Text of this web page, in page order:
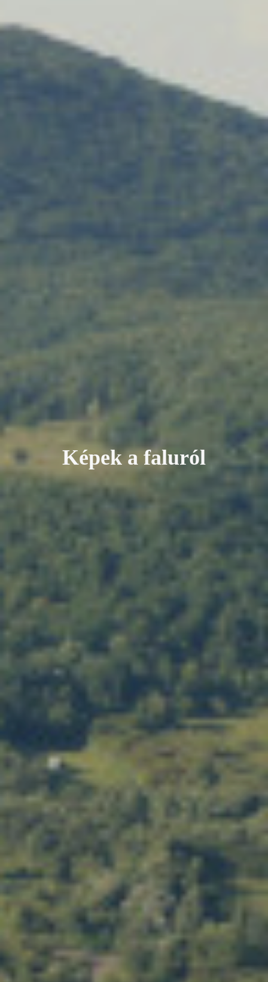
Képek a faluról